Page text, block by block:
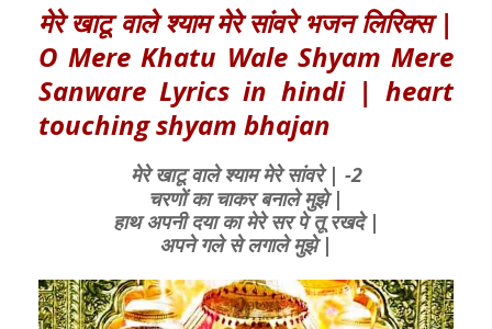
मेरे खाटू वाले श्याम मेरे सांवरे भजन लिरिक्स |
O Mere Khatu Wale Shyam Mere
Sanware Lyrics in hindi | heart
touching shyam bhajan
मेरे खाटू वाले श्याम मेरे सांवरे | -2
चरणों का चाकर बनाले मुझे |
हाथ अपनी दया का मेरे सर पे तू रखदे |
अपने गले से लगाले मुझे |